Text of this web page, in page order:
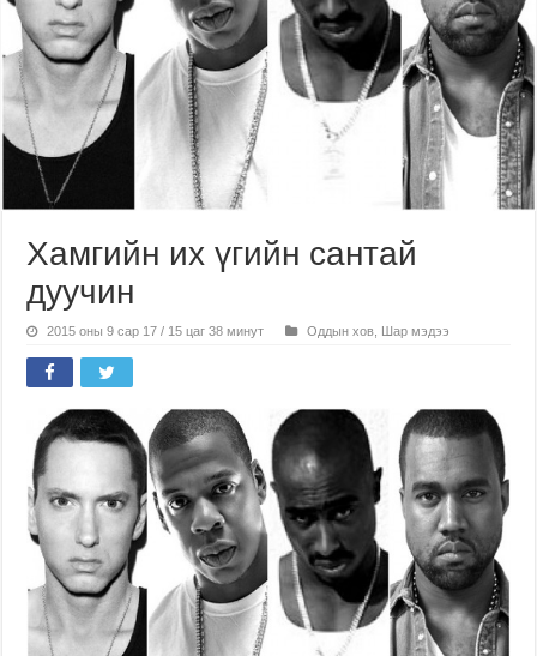
Хамгийн их үгийн сантай
дуучин
2015 оны 9 сар 17 / 15 цаг 38 минут Оддын хов Шар мэдээ